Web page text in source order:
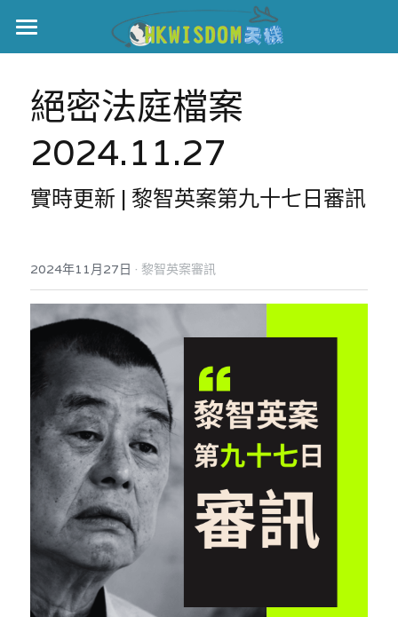
主頁
世界盃
伊美戰爭
黎智英案
美西媒體謊言實錄
宏福‧革新
宏福苑聽證會
宏福火災正視聽
記錄．宏福苑火災
港聞
中國
國際
娛樂
反華推手你要知
反華推手懶人包
民主派騙案十式
反華推手起底
美西霸凌內幕
KOL 專欄
林淑芳專欄
屈穎妍專欄
朱庭萱專欄
絕密法庭檔案
醫院口岸爆炸案
屠龍小隊案
生活
吃喝玩指南
關於我們
絕密法庭檔案
2024.11.27
實時更新 | 黎智英案第九十七日審訊
2024年11月27日 · 黎智英案審訊